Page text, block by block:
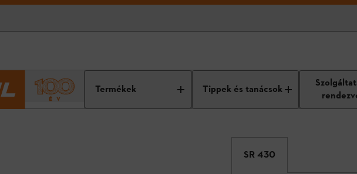
Termékek Tippek és tanácsok
SR 430